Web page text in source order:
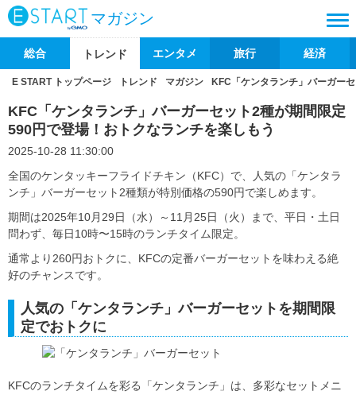
マガジン
総合 トレンド エンタメ 旅行 経済
E START トップページ トレンド マガジン KFC「ケンタランチ」バーガー
KFC「ケンタランチ」バーガーセット2種が期間限定
590円で登場！おトクなランチを楽しもう
2025-10-28 11:30:00
全国のケンタッキーフライドチキン（KFC）で、人気の「ケンタラ
ンチ」バーガーセット2種類が特別価格の590円で楽しめます。
期間は2025年10月29日（水）～11月25日（火）まで、平日・土日
問わず、毎日10時〜15時のランチタイム限定。
通常より260円おトクに、KFCの定番バーガーセットを味わえる絶
好のチャンスです。
人気の「ケンタランチ」バーガーセットを期間限
定でおトクに
KFCのランチタイムを彩る「ケンタランチ」は、多彩なセットメニ